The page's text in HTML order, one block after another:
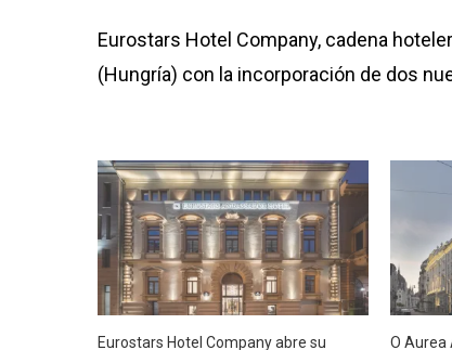
Eurostars Hotel Company, cadena
(Hungría) con la incorporación de dos
​Eurostars Hotel Company abre su
O Aurea